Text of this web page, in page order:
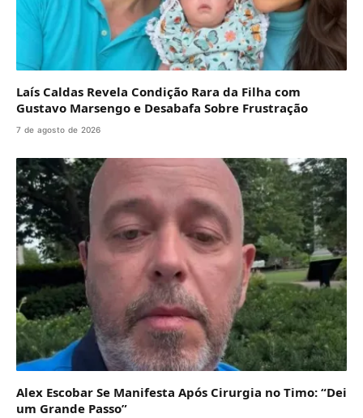
Laís Caldas Revela Condição Rara da Filha com
Gustavo Marsengo e Desabafa Sobre Frustração
7 de agosto de 2026
Alex Escobar Se Manifesta Após Cirurgia no Timo: “Dei
um Grande Passo”